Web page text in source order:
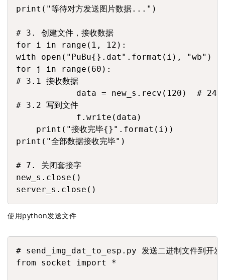
print("等待对方发送图片数据...")
# 3. 创建文件，接收数据
for i in range(1, 12):
with open("PuBu{}.dat".format(i), "wb")
for j in range(60):
# 3.1 接收数据
data = new_s.recv(120)  #
# 3.2 写到文件
            f.write(data)
    print("接收完毕{}".format(i))
print("全部数据接收完毕")
# 7. 关闭套接字
new_s.close()
server_s.close()
使用python发送文件
# send_img_dat_to_esp.py 发送二进制文件到开发
from socket import *
COPY